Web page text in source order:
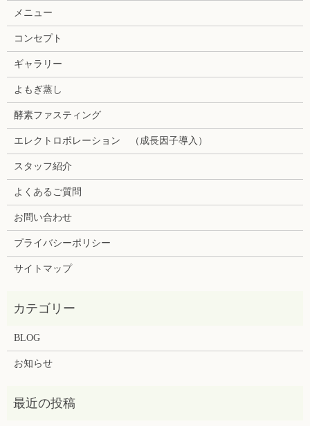
メニュー
コンセプト
ギャラリー
よもぎ蒸し
酵素ファスティング
エレクトロポレーション （成長因子導入）
スタッフ紹介
よくあるご質問
お問い合わせ
プライバシーポリシー
サイトマップ
BLOG
お知らせ